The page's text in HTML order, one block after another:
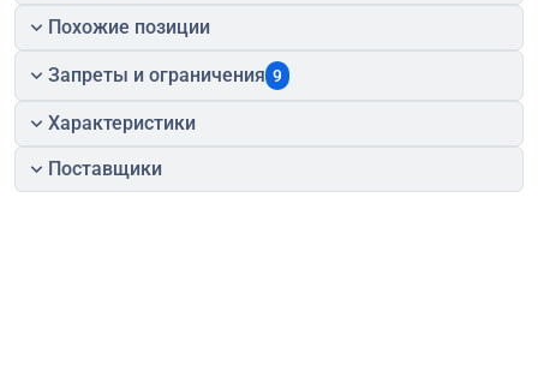
Похожие позиции
Запреты и ограничения 9
Характеристики
Поставщики